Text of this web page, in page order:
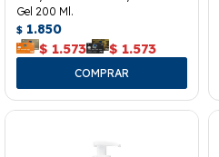
Gel 200 Ml.
$ 1.850
$ 1.573 $ 1.573